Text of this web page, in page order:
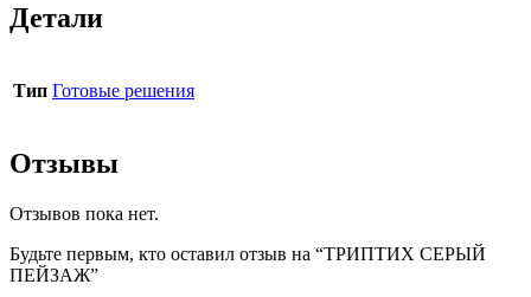
Детали
Тип Готовые решения
Отзывы
Отзывов пока нет.
Будьте первым, кто оставил отзыв на “ТРИПТИХ СЕРЫЙ
ПЕЙЗАЖ”